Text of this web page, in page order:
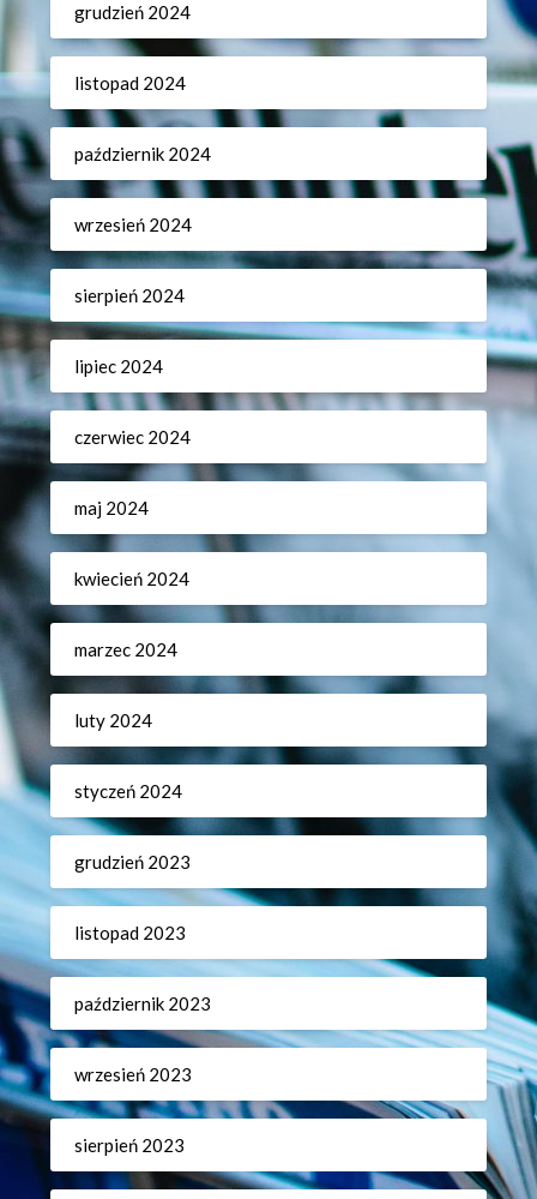
grudzień 2024
listopad 2024
październik 2024
wrzesień 2024
sierpień 2024
lipiec 2024
czerwiec 2024
maj 2024
kwiecień 2024
marzec 2024
luty 2024
styczeń 2024
grudzień 2023
listopad 2023
październik 2023
wrzesień 2023
sierpień 2023